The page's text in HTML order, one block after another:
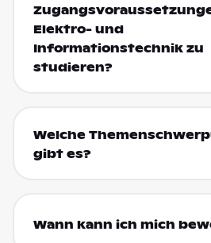
Elektro- und
Informationstechnik zu
studieren?
Welche
gibt es?
Wann kann ich mich